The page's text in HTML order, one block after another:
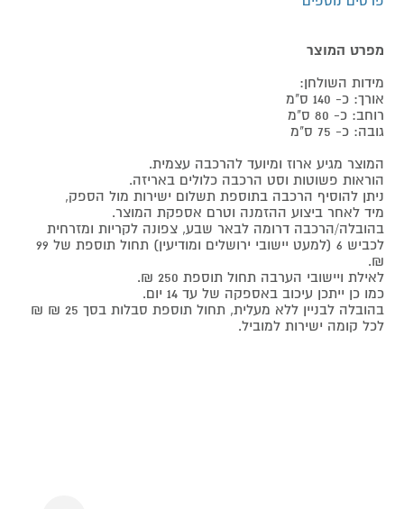
מפרט המוצר
מידות השולחן:
אורך: כ- 140 ס"מ
רוחב: כ- 80 ס"מ
גובה: כ- 75 ס"מ
המוצר מגיע ארוז ומיועד להרכבה עצמית.
הוראות פשוטות וסט הרכבה כלולים באריזה.
ניתן להוסיף הרכבה בתוספת תשלום ישירות מול הספק,
מיד לאחר ביצוע ההזמנה וטרם אספקת המוצר.
בהובלה/הרכבה דרומה לבאר שבע, צפונה לקריות ומזרחית
לכביש 6 (למעט יישובי ירושלים ומודיעין) תחול תוספת של 99
₪.
לאילת ויישובי הערבה תחול תוספת 250 ₪.
כמו כן ייתכן עיכוב באספקה של עד 14 יום.
בהובלה לבניין ללא מעלית, תחול תוספת סבלות בסך 25 ₪ ₪
לכל קומה ישירות למוביל.